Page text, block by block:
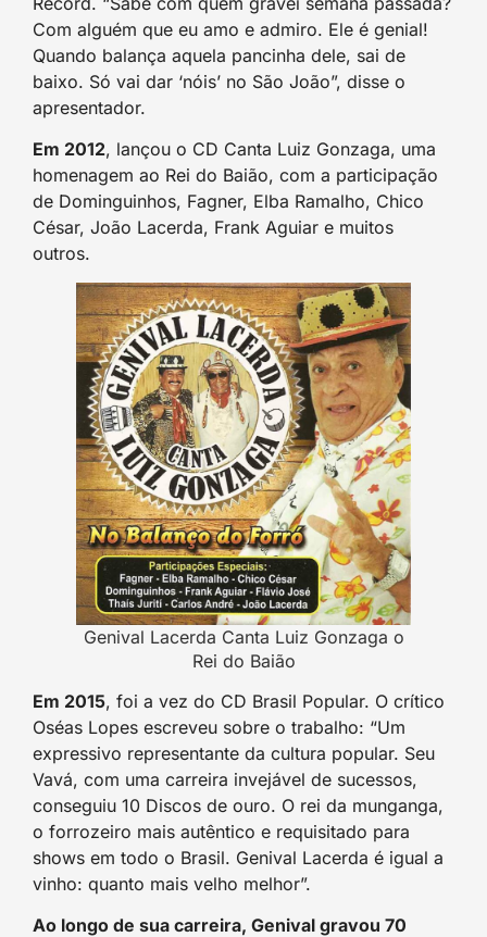
Com alguém que eu amo e admiro. Ele é genial!
Quando balança aquela pancinha dele, sai de
baixo. Só vai dar ‘nóis’ no São João”, disse o
apresentador.
Em 2012, lançou o CD Canta Luiz Gonzaga, uma
homenagem ao Rei do Baião, com a participação
de Dominguinhos, Fagner, Elba Ramalho, Chico
César, João Lacerda, Frank Aguiar e muitos
outros.
Genival Lacerda Canta Luiz Gonzaga o
Rei do Baião
Em 2015, foi a vez do CD Brasil Popular. O crítico
Oséas Lopes escreveu sobre o trabalho: “Um
expressivo representante da cultura popular. Seu
Vavá, com uma carreira invejável de sucessos,
conseguiu 10 Discos de ouro. O rei da munganga,
o forrozeiro mais autêntico e requisitado para
shows em todo o Brasil. Genival Lacerda é igual a
vinho: quanto mais velho melhor”.
Ao longo de sua carreira, Genival gravou 70